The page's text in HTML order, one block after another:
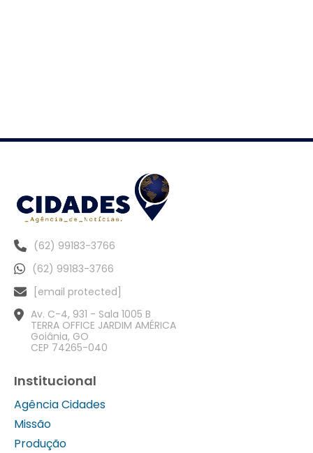
(62) 99183-3766
(62) 99183-3766
[email protected]
Av. C-4, 931 - Sala 1005 B
TERRA OFFICE JARDIM AMÉRICA
Goiânia, GO
CEP 74265-040
Institucional
Agência Cidades
Missão
Produção